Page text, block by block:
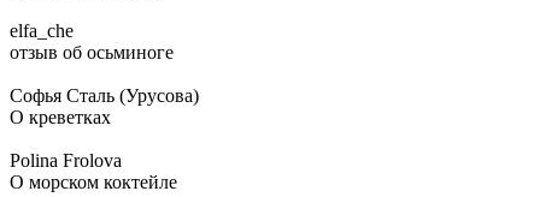
elfa_che
отзыв об осьминоге
Софья Сталь (Урусова)
О креветках
Polina Frolova
О морском коктейле